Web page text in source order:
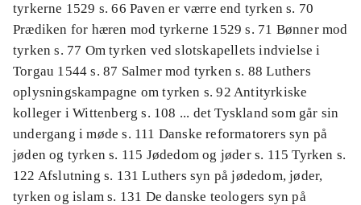
tyrkerne 1529 s. 66 Paven er værre end tyrken s. 70
Prædiken for hæren mod tyrkerne 1529 s. 71 Bønner mod
tyrken s. 77 Om tyrken ved slotskapellets indvielse i
Torgau 1544 s. 87 Salmer mod tyrken s. 88 Luthers
oplysningskampagne om tyrken s. 92 Antityrkiske
kolleger i Wittenberg s. 108 ... det Tyskland som går sin
undergang i møde s. 111 Danske reformatorers syn på
jøden og tyrken s. 115 Jødedom og jøder s. 115 Tyrken s.
122 Afslutning s. 131 Luthers syn på jødedom, jøder,
tyrken og islam s. 131 De danske teologers syn på